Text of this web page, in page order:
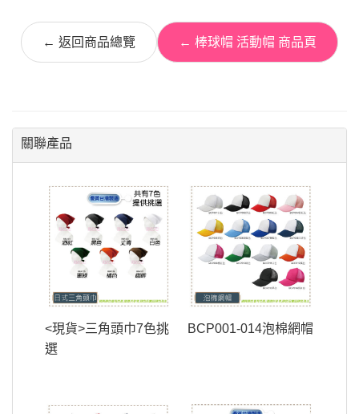
← 返回商品總覽 ← 棒球帽 活動帽 商品頁
關聯產品
<現貨>三角頭巾7色挑
選
BCP001-014泡棉網帽